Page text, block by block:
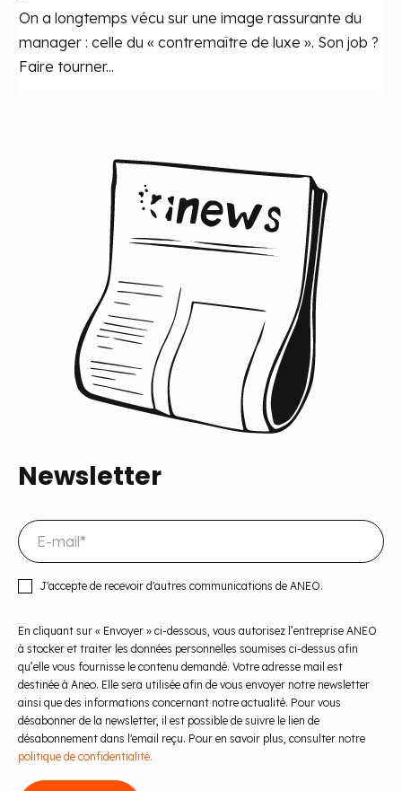
On a longtemps vécu sur une image rassurante du
manager : celle du « contremaître de luxe ». Son job ?
Faire tourner...
Newsletter
J'accepte de recevoir d'autres communications de ANEO.
En cliquant sur « Envoyer » ci-dessous, vous autorisez l’entreprise ANEO
à stocker et traiter les données personnelles soumises ci-dessus afin
qu’elle vous fournisse le contenu demandé. Votre adresse mail est
destinée à Aneo. Elle sera utilisée afin de vous envoyer notre newsletter
ainsi que des informations concernant notre actualité. Pour vous
désabonner de la newsletter, il est possible de suivre le lien de
désabonnement dans l'email reçu. Pour en savoir plus, consulter notre
politique de confidentialité.